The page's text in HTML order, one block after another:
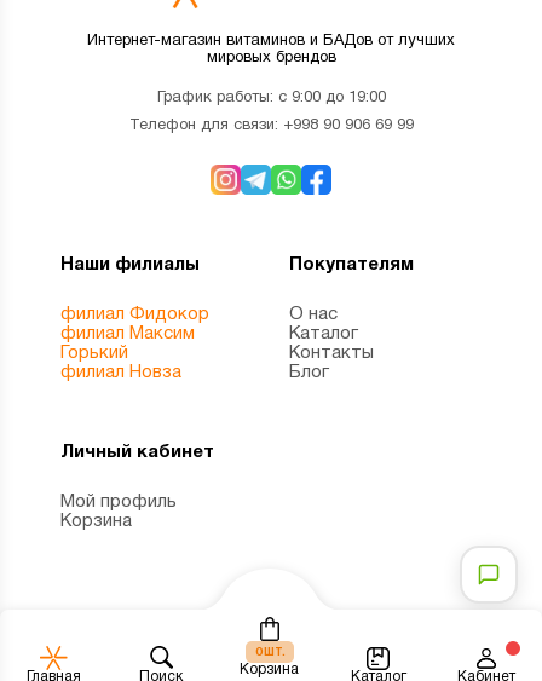
Главная Поиск
0шт.
Корзина
Каталог Кабинет
Интернет-магазин витаминов и БАДов от лучших
мировых брендов
График работы: с 9:00 до 19:00
Телефон для связи: +998 90 906 69 99
Наши филиалы
филиал Фидокор
филиал Максим
Горький
филиал Новза
Покупателям
О нас
Каталог
Контакты
Блог
Личный кабинет
Мой профиль
Корзина